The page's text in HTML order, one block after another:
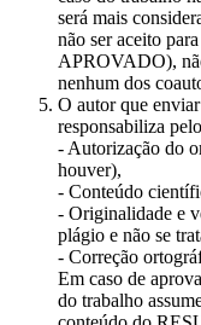
será mais
não ser aceito
APROVADO),
nenhum dos
O autor que
responsabiliza
- Autorização do
houver),
- Conteúdo
- Originalidade e
plágio e não se
- Correção
Em caso de
do trabalho